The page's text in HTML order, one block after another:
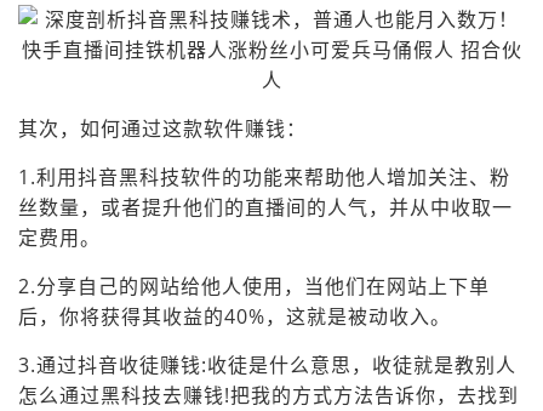
其次，如何通过这款软件赚钱：
1.利用抖音黑科技软件的功能来帮助他人增加关注、粉
丝数量，或者提升他们的直播间的人气，并从中收取一
定费用。
2.分享自己的网站给他人使用，当他们在网站上下单
后，你将获得其收益的40%，这就是被动收入。
3.通过抖音收徒赚钱:收徒是什么意思，收徒就是教别人
怎么通过黑科技去赚钱!把我的方式方法告诉你，去找到